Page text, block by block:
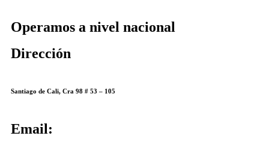
Operamos a nivel nacional
Dirección
Santiago de Cali, Cra 98 # 53 – 105
Email: